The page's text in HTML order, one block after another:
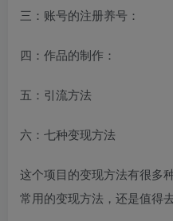
三：账号的注册养号：
四：作品的制作：
五：引流方法
六：七种变现方法
这个项目的变现方法有很多
常用的变现方法，还是值得